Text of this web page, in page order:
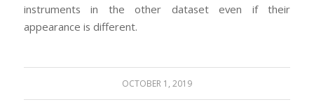
instruments in the other dataset even if their
appearance is different.
OCTOBER 1, 2019